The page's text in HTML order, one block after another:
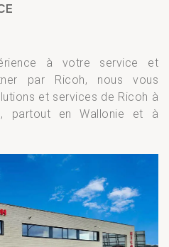
à votre service et
par Ricoh, nous vous
et services de Ricoh à
partout en Wallonie et à